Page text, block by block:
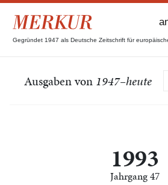
Gegründet 1947 als Deutsche Zeitschrift für
Ausgaben von 1947–heute
1993
Jahrgang 47